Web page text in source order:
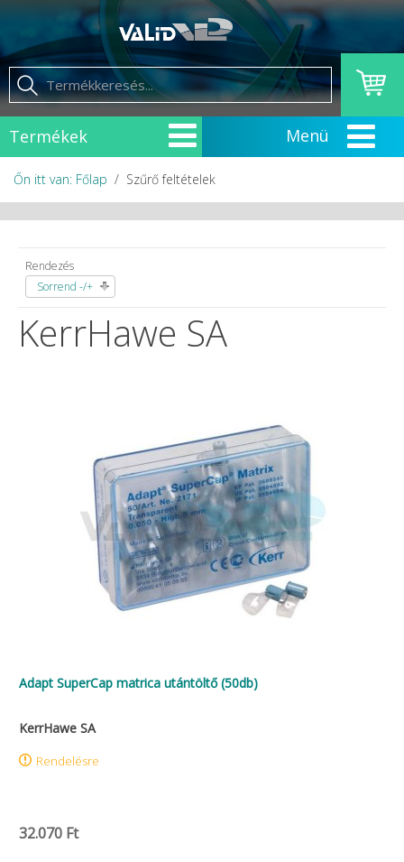
Termékek
Őn itt van: Főlap Szűrő feltételek
Rendezés
Sorrend -/+
KerrHawe SA
Adapt SuperCap matrica utántöltő (50db)
KerrHawe SA
Rendelésre
32.070 Ft